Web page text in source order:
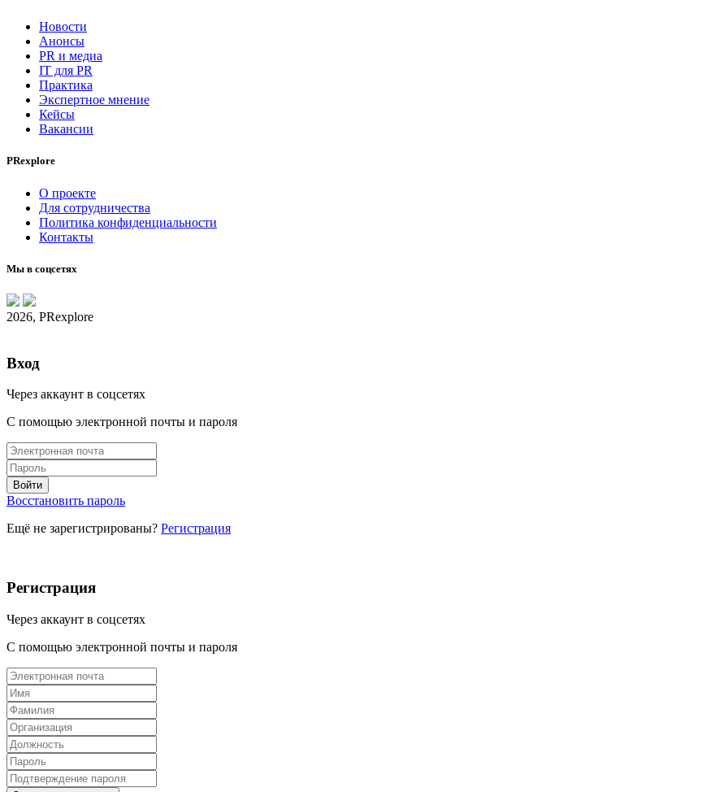
Новости
Анонсы
PR и медиа
IT для PR
Практика
Экспертное мнение
Кейсы
Вакансии
PRexplore
О проекте
Для сотрудничества
Политика конфиденциальности
Контакты
Мы в соцсетях
2026, PRexplore
Вход
Через аккаунт в соцсетях
С помощью электронной почты и пароля
Восстановить пароль
Ещё не зарегистрированы? Регистрация
Регистрация
Через аккаунт в соцсетях
С помощью электронной почты и пароля